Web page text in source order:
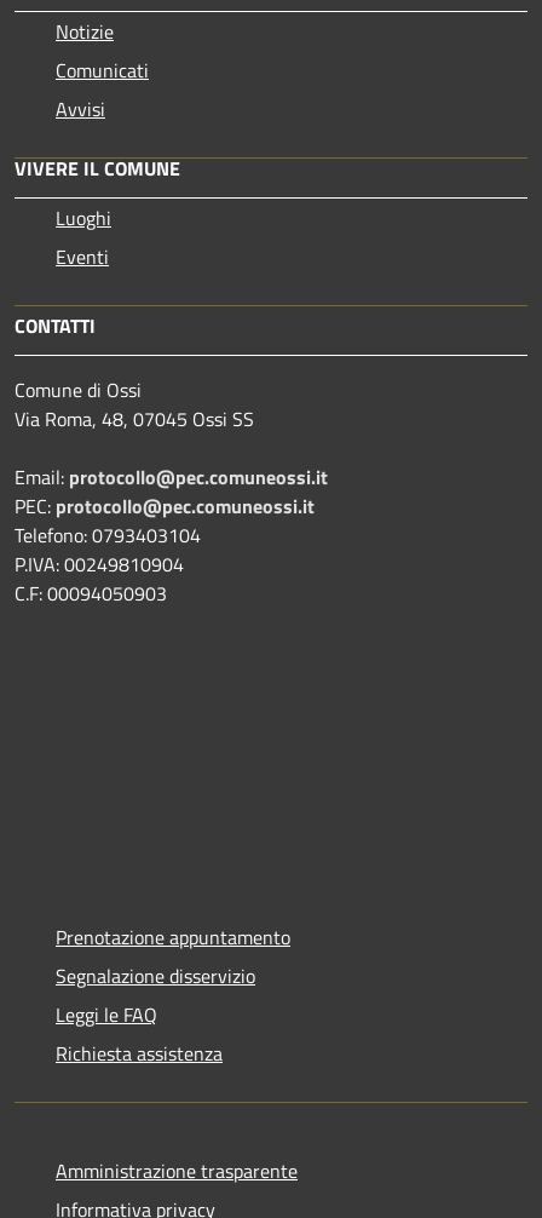
Notizie
Comunicati
Avvisi
VIVERE IL COMUNE
Luoghi
Eventi
CONTATTI
Comune di Ossi
Via Roma, 48, 07045 Ossi SS
Email: protocollo@pec.comuneossi.it
PEC: protocollo@pec.comuneossi.it
Telefono: 0793403104
P.IVA: 00249810904
C.F: 00094050903
Prenotazione appuntamento
Segnalazione disservizio
Leggi le FAQ
Richiesta assistenza
Amministrazione trasparente
Informativa privacy